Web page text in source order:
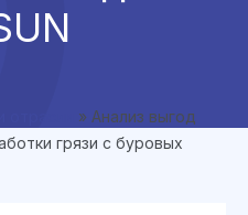
» Анализ выгод
грязи с буровых